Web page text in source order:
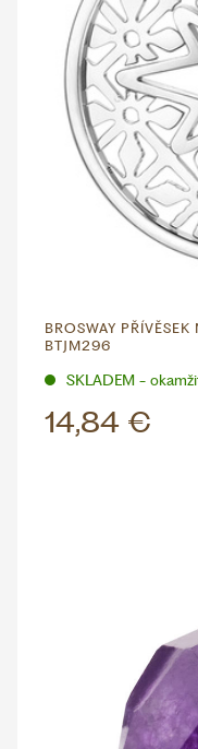
BROSWAY
BTJM296
SKLADEM -
14,84 €